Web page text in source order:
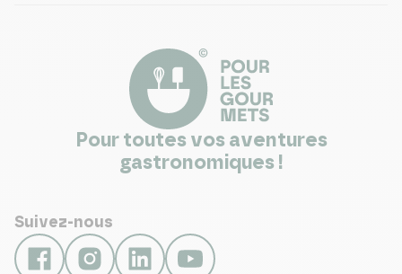
Pour toutes vos aventures
gastronomiques !
Suivez-nous